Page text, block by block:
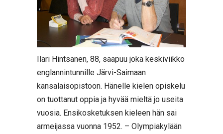
Ilari Hintsanen, 88, saapuu joka keskiviikko
englannintunnille Järvi-Saimaan
kansalaisopistoon. Hänelle kielen opiskelu
on tuottanut oppia ja hyvää mieltä jo useita
vuosia. Ensikosketuksen kieleen hän sai
armeijassa vuonna 1952. – Olympiakylään